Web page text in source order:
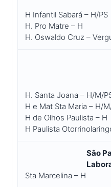
H Infantil Sabará – H/PS
H. Pro Matre – H
H. Oswaldo Cruz –
H. Santa Joana – H/M/
H e Mat Sta Maria – H/
H de Olhos Paulista – H
H Paulista
São
Sta Marcelina – H